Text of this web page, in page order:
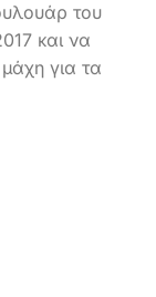
του
και να
για τα